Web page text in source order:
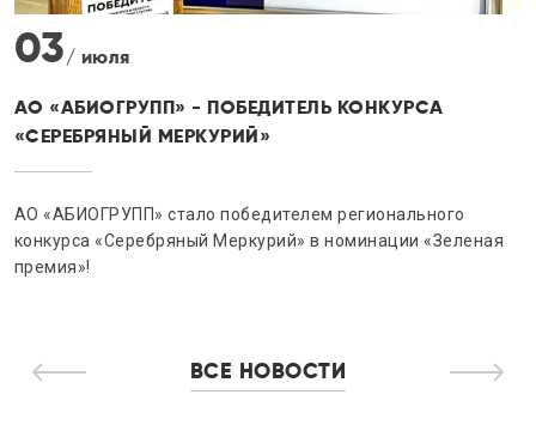
КОНКУРСА
регионального
в номинации «Зеленая
ПРОДУКЦИЯ АО
АО «АБИОГРУПП»
получив сертификаты
ВСЕ НОВОСТИ